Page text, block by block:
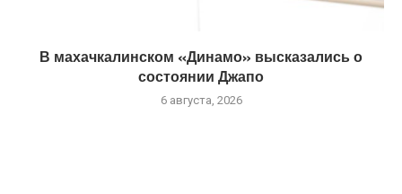
В махачкалинском «Динамо» высказались о
состоянии Джапо
6 августа, 2026